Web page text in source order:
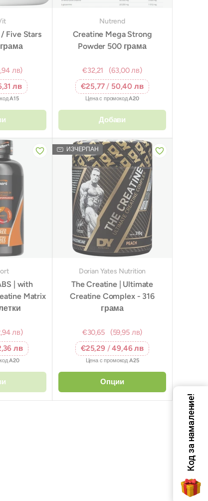
Five Stars
лв)
лв
A15
Nutrend
Creatine Mega Strong
Powder 500 грама
€32,21
(63,00 лв)
€25,77 / 50,40 лв
Цена с промокодA20
Добави
| with
Matrix
лв)
лв
A20
ИЗЧЕРПАН
Dorian Yates Nutrition
The Creatine | Ultimate
Creatine Complex - 316
грама
€30,65
(59,95 лв)
€25,29 /49,46 лв
Цена с промокод A25
Опции
Код за намаление!